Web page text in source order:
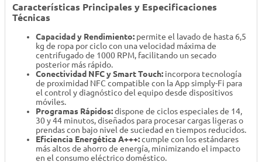
Características Principales y Especificaciones
Técnicas
Capacidad y Rendimiento: permite el lavado de hasta 6,5
kg de ropa por ciclo con una velocidad máxima de
centrifugado de 1000 RPM, facilitando un secado
posterior más rápido.
Conectividad NFC y Smart Touch: incorpora tecnología
de proximidad NFC compatible con la App simply-Fi para
el control y diagnóstico del equipo desde dispositivos
móviles.
Programas Rápidos:dispone de ciclos especiales de 14,
30 y 44 minutos, diseñados para procesar cargas ligeras o
prendas con bajo nivel de suciedad en tiempos reducidos.
Eficiencia Energética A+++:cumple con los estándares
más altos de ahorro de energía, minimizando el impacto
en el consumo eléctrico doméstico.